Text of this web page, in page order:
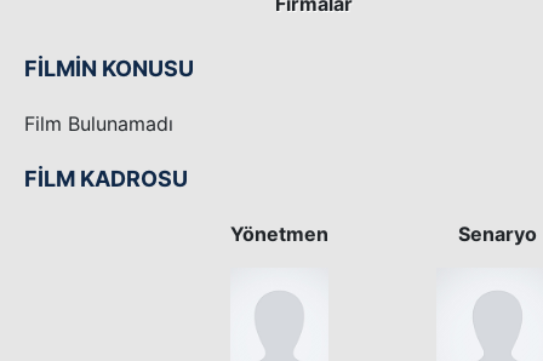
FİLMİN KONUSU
Film Bulunamadı
FİLM KADROSU
Yönetmen Senaryo